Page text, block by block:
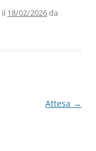
vi
il 18/02/2026da
Attesa →